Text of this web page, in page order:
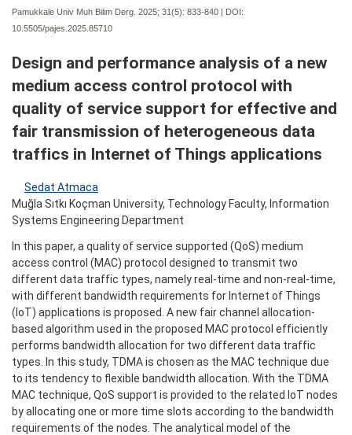
Pamukkale Univ Muh Bilim Derg. 2025; 31(5): 833-840 | DOI:
10.5505/pajes.2025.85710
Design and performance analysis of a new
medium access control protocol with
quality of service support for effective and
fair transmission of heterogeneous data
traffics in Internet of Things applications
Sedat Atmaca
Muğla Sıtkı Koçman University, Technology Faculty, Information
Systems Engineering Department
In this paper, a quality of service supported (QoS) medium
access control (MAC) protocol designed to transmit two
different data traffic types, namely real-time and non-real-time,
with different bandwidth requirements for Internet of Things
(IoT) applications is proposed. A new fair channel allocation-
based algorithm used in the proposed MAC protocol efficiently
performs bandwidth allocation for two different data traffic
types. In this study, TDMA is chosen as the MAC technique due
to its tendency to flexible bandwidth allocation. With the TDMA
MAC technique, QoS support is provided to the related IoT nodes
by allocating one or more time slots according to the bandwidth
requirements of the nodes. The analytical model of the